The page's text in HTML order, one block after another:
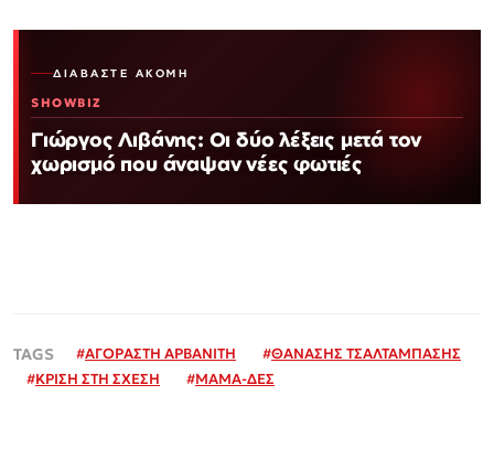
ΔΙΑΒΆΣΤΕ ΑΚΌΜΗ
SHOWBIZ
Γιώργος Λιβάνης: Οι δύο λέξεις μετά τον
χωρισμό που άναψαν νέες φωτιές
#ΑΓΟΡΑΣΤΗ ΑΡΒΑΝΙΤΗ #ΘΑΝΑΣΗΣ ΤΣΑΛΤΑΜΠΑΣΗΣ
#ΚΡΙΣΗ ΣΤΗ ΣΧΕΣΗ #ΜΑΜΑ-ΔΕΣ